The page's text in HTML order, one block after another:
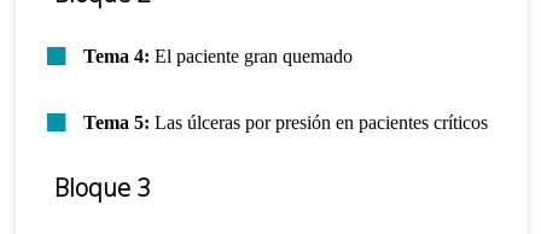
Tema 4: El paciente gran quemado
Tema 5: Las úlceras por presión en pacientes críticos
Bloque 3